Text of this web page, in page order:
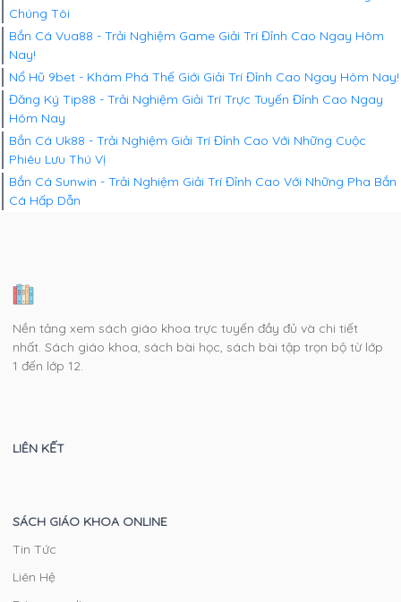
Chúng Tôi
Bắn Cá Vua88 - Trải Nghiệm Game Giải Trí Đỉnh Cao Ngay Hôm
Nay!
Nổ Hũ 9bet - Khám Phá Thế Giới Giải Trí Đỉnh Cao Ngay Hôm Nay!
Đăng Ký Tip88 - Trải Nghiệm Giải Trí Trực Tuyến Đỉnh Cao Ngay
Hôm Nay
Bắn Cá Uk88 - Trải Nghiệm Giải Trí Đỉnh Cao Với Những Cuộc
Phiêu Lưu Thú Vị
Bắn Cá Sunwin - Trải Nghiệm Giải Trí Đỉnh Cao Với Những Pha Bắn
Cá Hấp Dẫn
Nền tảng xem sách giáo khoa trực tuyến đầy đủ và chi tiết
nhất. Sách giáo khoa, sách bài học, sách bài tập trọn bộ từ lớp
1 đến lớp 12.
LIÊN KẾT
SÁCH GIÁO KHOA ONLINE
Tin Tức
Liên Hệ